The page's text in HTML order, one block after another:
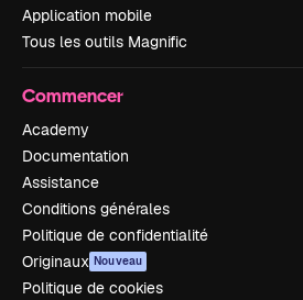
Application mobile
Tous les outils Magnific
Commencer
Academy
Documentation
Assistance
Conditions générales
Politique de confidentialité
Originaux Nouveau
Politique de cookies